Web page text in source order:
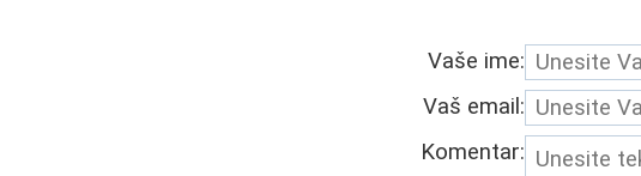
Vaše ime:
Vaš email:
Komentar: